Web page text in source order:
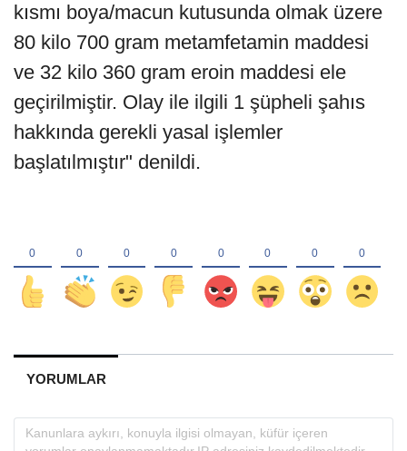
kısmı boya/macun kutusunda olmak üzere
80 kilo 700 gram metamfetamin maddesi
ve 32 kilo 360 gram eroin maddesi ele
geçirilmiştir. Olay ile ilgili 1 şüpheli şahıs
hakkında gerekli yasal işlemler
başlatılmıştır" denildi.
YORUMLAR